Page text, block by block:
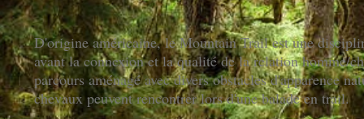
D'origine américaine, le Mountain Trail est une
avant la connexion et la qualité de la relation homme/
parcours aménagé avec divers obstacles d'apparence
chevaux peuvent rencontrer lors d'une balade en trail.